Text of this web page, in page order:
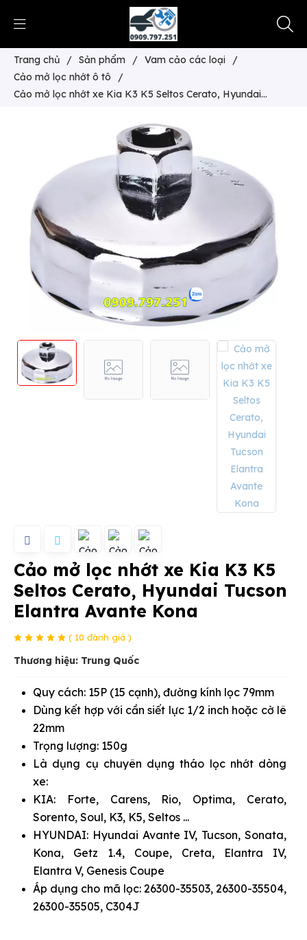
Trang chủ / Sản phẩm / Vam cảo các loại
/
Cảo mở lọc nhớt ô tô
/
Cảo mở lọc nhớt xe Kia K3 K5 Seltos Cerato, Hyundai
Cảo mở lọc nhớt xe Kia K3 K5
Seltos Cerato, Hyundai Tucson
Elantra Avante Kona
( 10 đánh giá )
Thương hiệu: Trung Quốc
Quy cách: 15P (15 cạnh), đường kính lọc 79mm
Dùng kết hợp với cần siết lực 1/2 inch hoặc cờ lê
22mm
Trọng lượng: 150g
Là dụng cụ chuyên dụng tháo lọc nhớt dòng
xe:
KIA: Forte, Carens, Rio, Optima, Cerato,
Sorento, Soul, K3, K5, Seltos ...
HYUNDAI: Hyundai Avante IV, Tucson, Sonata,
Kona, Getz 1.4, Coupe, Creta, Elantra IV,
Elantra V, Genesis Coupe
Áp dụng cho mã lọc: 26300-35503, 26300-35504,
26300-35505, C304J